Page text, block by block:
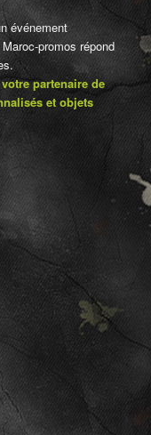
événement
promos répond
partenaire de
et objets